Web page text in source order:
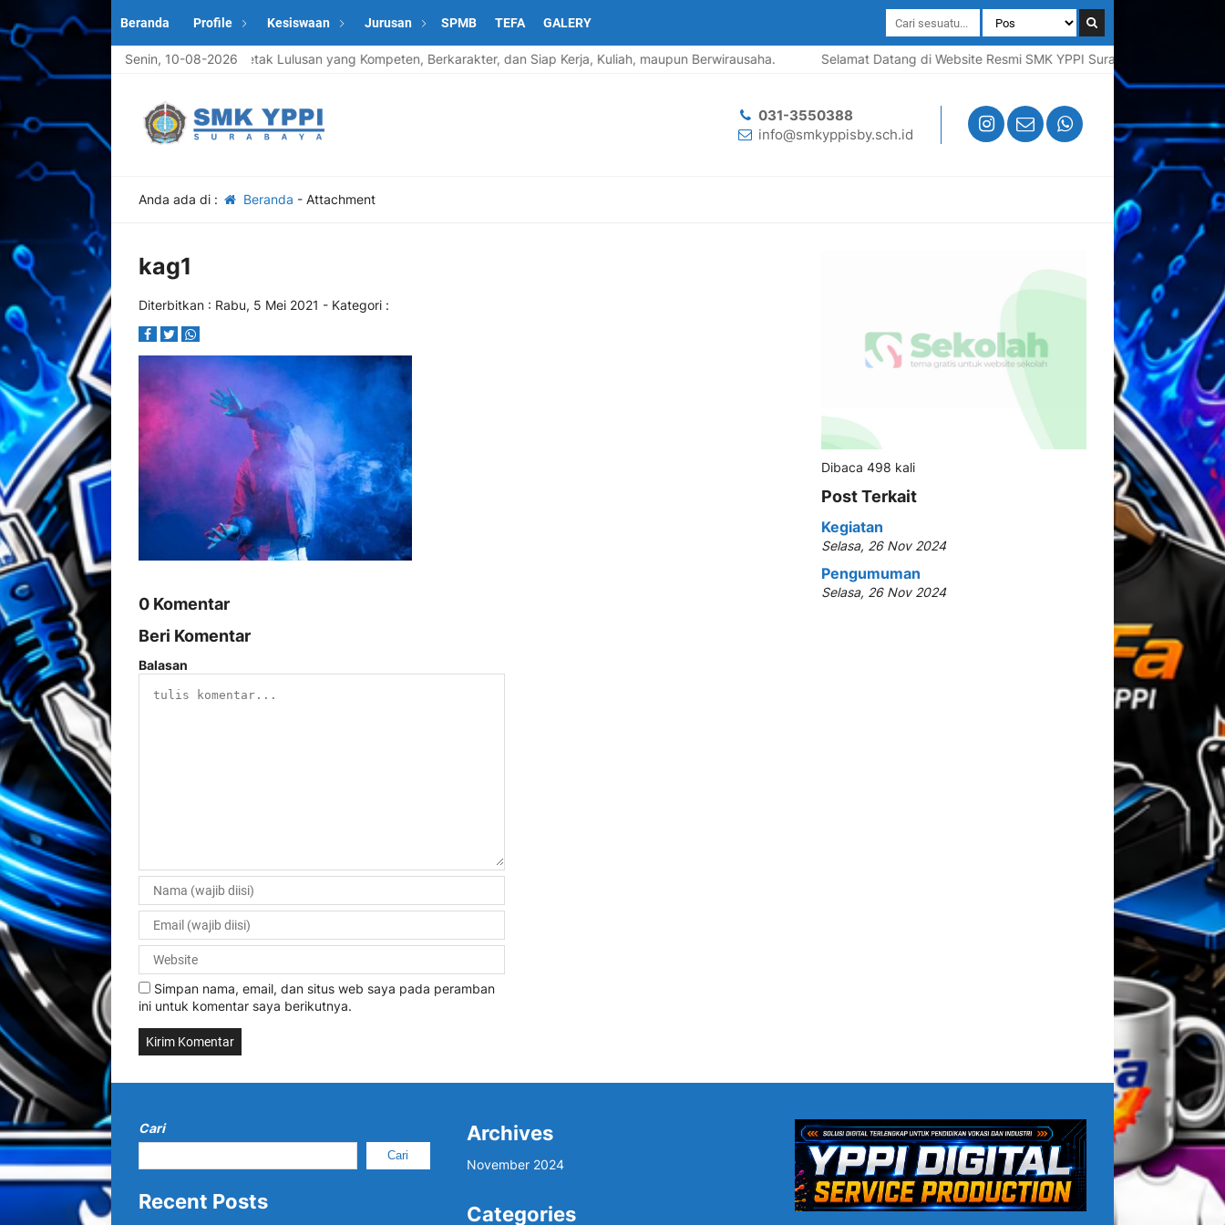
Beranda Profile Kesiswaan Jurusan SPMB TEFA GALERY
Senin, 10-08-2026
Tahun Ajaran 2026/2027 | Mencetak Lulusan yang Kompeten, Berkarakter, dan Siap Kerja, Kuliah, maupun Berwirausaha. Selamat Datang di Website Resmi SMK YPPI Surabaya | Sekolah
031-3550388
info@smkyppisby.sch.id
Anda ada di : Beranda - Attachment
kag1
Diterbitkan : Rabu, 5 Mei 2021 - Kategori :
0 Komentar
Beri Komentar
Balasan
Simpan nama, email, dan situs web saya pada peramban
ini untuk komentar saya berikutnya.
Dibaca 498 kali
Post Terkait
Kegiatan
Selasa, 26 Nov 2024
Pengumuman
Selasa, 26 Nov 2024
Cari
Cari
Recent Posts
Archives
November 2024
Categories